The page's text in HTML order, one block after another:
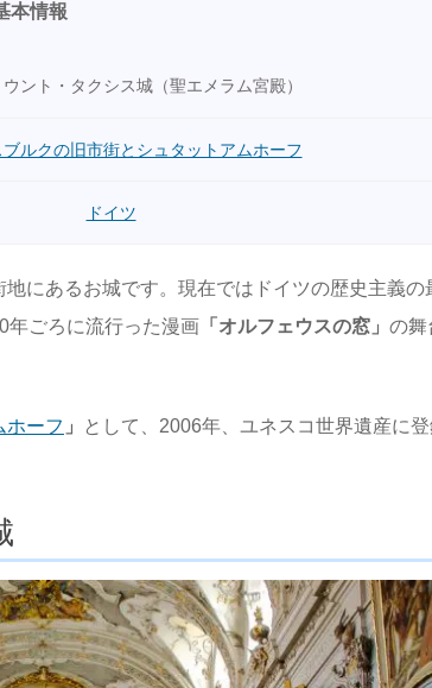
本情報
ウント・タクシス城（聖エメラム宮殿）
ブルクの旧市街とシュタットアムホーフ
ドイツ
にあるお城です。現在ではドイツの歴史主義の
年ごろに流行った漫画 「オルフェウスの窓」 の舞
ホーフ 」
として、2006年、ユネスコ世界遺産に